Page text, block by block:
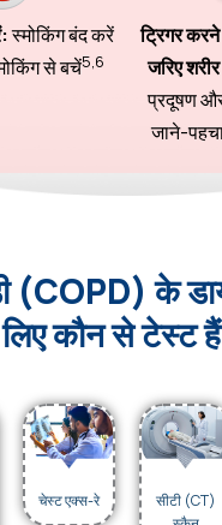
स्मोकिंग बंद करें
से बचें5,6
ट्रिगर
जरिए
प्रदूषण
जाने-
(COPD) के
लिए कौन से टेस्ट
चेस्ट एक्स-रे
सीटी (CT)